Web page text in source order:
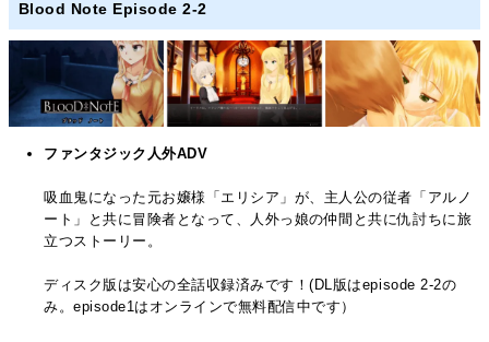
Blood Note Episode 2-2
ファンタジック人外ADV
吸血鬼になった元お嬢様「エリシア」が、主人公の従者「アルノ
ート」と共に冒険者となって、人外っ娘の仲間と共に仇討ちに旅
立つストーリー。
ディスク版は安心の全話収録済みです！(DL版はepisode 2-2の
み。episode1はオンラインで無料配信中です）